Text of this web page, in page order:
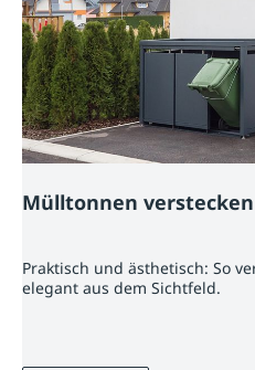
Mülltonnen verstecken
Praktisch und ästhetisch: So
elegant aus dem Sichtfeld.